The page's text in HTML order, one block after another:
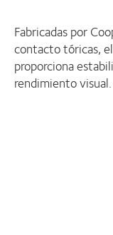
Fabricadas por
contacto tóricas,
proporciona
rendimiento visual.